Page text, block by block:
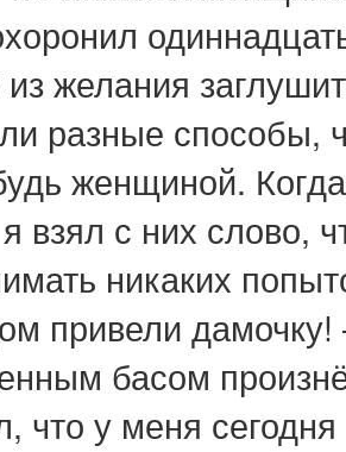
желания
разные способы,
женщиной.
взял с них слово,
никаких
привели
басом
что у меня